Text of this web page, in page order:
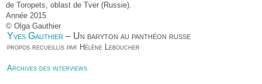
de Toropets, oblast de Tver (Russie).
Année 2015
© Olga Gauthier
Yves Gauthier – Un baryton au panthéon russe
propos recueillis par Hélène Leboucher
Archives des interviews